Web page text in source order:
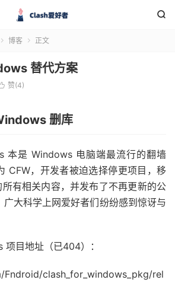

 博客  正文
替代方案
赞(4)
删库
本是 Windows 电脑端最流行的翻墙
CFW，开发者被迫选择停更项目，移
有相关内容，并发布了不再更新的公
广大科学上网爱好者们纷纷感到惊讶与
目地址（已404）：
clash_for_windows_pkg/rel